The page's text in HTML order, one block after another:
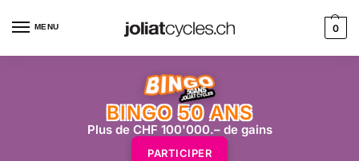
MENU 0
BINGO 50 ANS
Plus de CHF 100'000.– de gains
PARTICIPER